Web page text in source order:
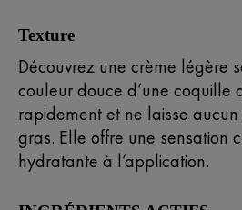
Texture
Découvrez une crème légère
couleur douce d’une coquille
rapidement et ne laisse
gras. Elle offre une sensation
hydratante à l’application.